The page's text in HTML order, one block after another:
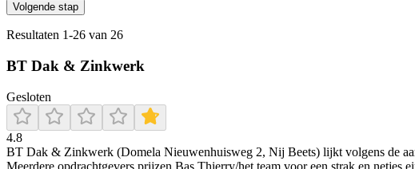
Volgende stap
Resultaten 1-26 van 26
BT Dak & Zinkwerk
Gesloten
4.8
BT Dak & Zinkwerk (Domela Nieuwenhuisweg 2, Nij Beets) lijkt volgens de
Meerdere opdrachtgevers prijzen Bas Thierry/het team voor een strak en